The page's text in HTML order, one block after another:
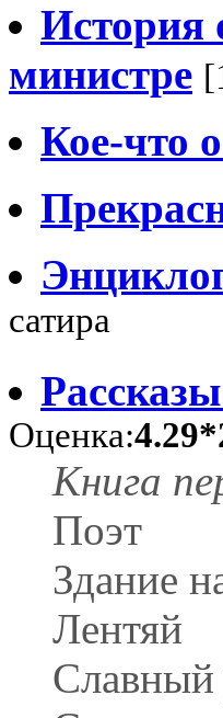
История
министре
Кое-что
сатира
Оценка:
Книга
Поэт
Здание
Лентяй
Славный